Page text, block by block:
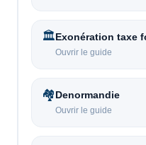
🏛️Exonération taxe
Ouvrir le guide
🏘️Denormandie
Ouvrir le guide